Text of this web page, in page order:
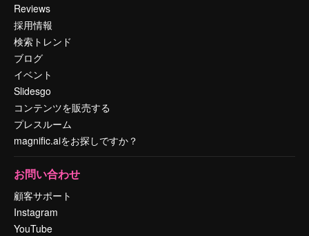
Reviews
採用情報
検索トレンド
ブログ
イベント
Slidesgo
コンテンツを販売する
プレスルーム
magnific.aiをお探しですか？
お問い合わせ
顧客サポート
Instagram
YouTube